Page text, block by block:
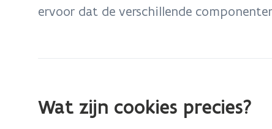
ervoor dat de verschillende
Wat zijn cookies precies?